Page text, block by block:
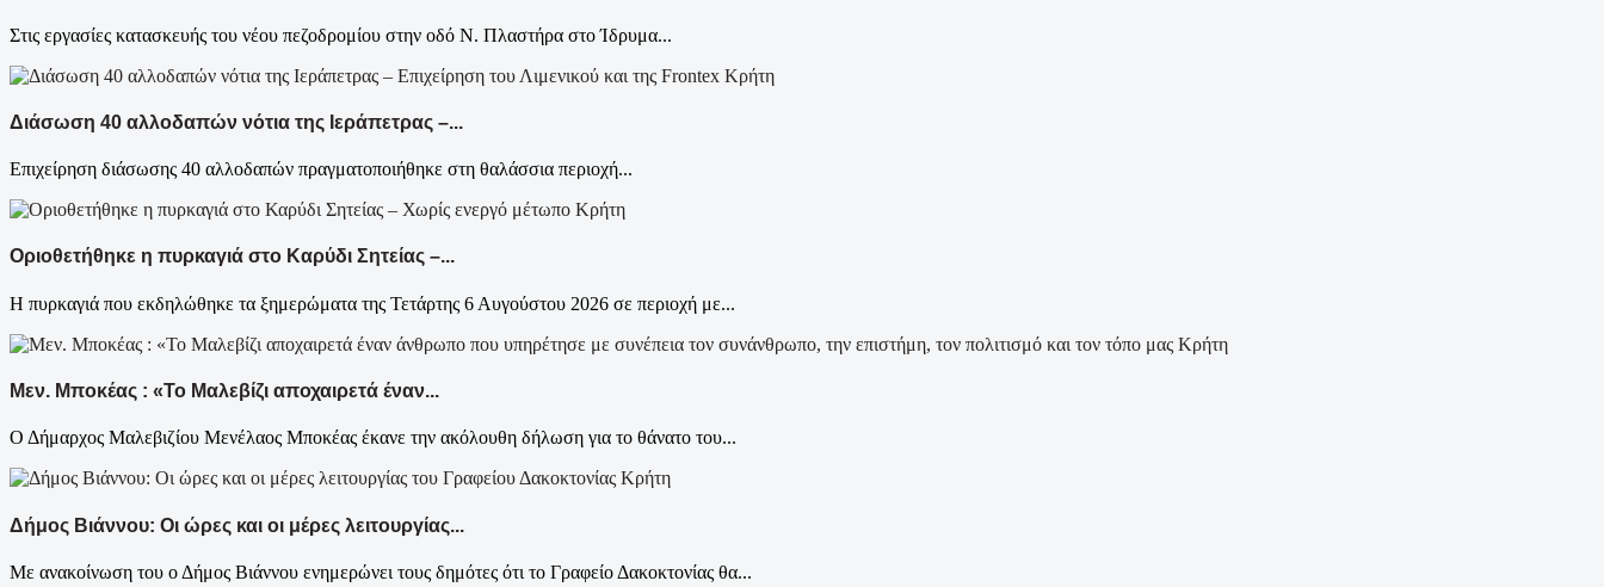
Στις εργασίες κατασκευής του νέου πεζοδρομίου στην οδό Ν. Πλαστήρα στο Ίδρυμα...
Κρήτη
Διάσωση 40 αλλοδαπών νότια της Ιεράπετρας –...
Επιχείρηση διάσωσης 40 αλλοδαπών πραγματοποιήθηκε στη θαλάσσια περιοχή...
Κρήτη
Οριοθετήθηκε η πυρκαγιά στο Καρύδι Σητείας –...
Η πυρκαγιά που εκδηλώθηκε τα ξημερώματα της Τετάρτης 6 Αυγούστου 2026 σε περιοχή με...
Κρήτη
Μεν. Μποκέας : «Το Μαλεβίζι αποχαιρετά έναν...
Ο Δήμαρχος Μαλεβιζίου Μενέλαος Μποκέας έκανε την ακόλουθη δήλωση για το θάνατο του...
Κρήτη
Δήμος Βιάννου: Οι ώρες και οι μέρες λειτουργίας...
Με ανακοίνωση του ο Δήμος Βιάννου ενημερώνει τους δημότες ότι το Γραφείο Δακοκτονίας θα...